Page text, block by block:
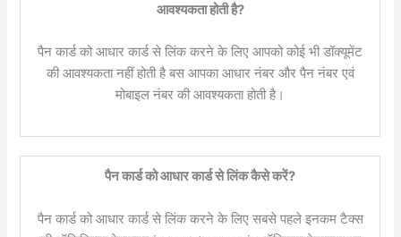
आवश्यकता होती है?
पैन कार्ड को आधार कार्ड से लिंक करने के लिए आपको कोई भी डॉक्यूमेंट
की आवश्यकता नहीं होती है बस आपका आधार नंबर और पैन नंबर एवं
मोबाइल नंबर की आवश्यकता होती है।
पैन कार्ड को आधार कार्ड से लिंक कैसे करें?
पैन कार्ड को आधार कार्ड से लिंक करने के लिए सबसे पहले इनकम टैक्स